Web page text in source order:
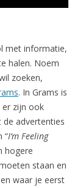
met informatie,
halen. Noem
zoeken,
. In Grams is
er zijn ook
de advertenties
“I’m Feeling
hogere
staan en
waar je eerst